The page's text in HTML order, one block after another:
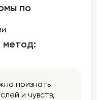
по
метод:
признать
и чувств,